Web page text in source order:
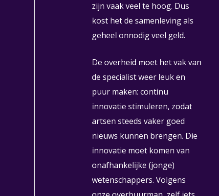
zijn vaak veel te hoog. Dus
kost het de samenleving als
geheel onnodig veel geld.
De overheid moet het vak van
de specialist weer leuk en
puur maken: continu
innovatie stimuleren, zodat
artsen steeds vaker goed
nieuws kunnen brengen. Die
innovatie moet komen van
onafhankelijke (jonge)
wetenschappers. Volgens